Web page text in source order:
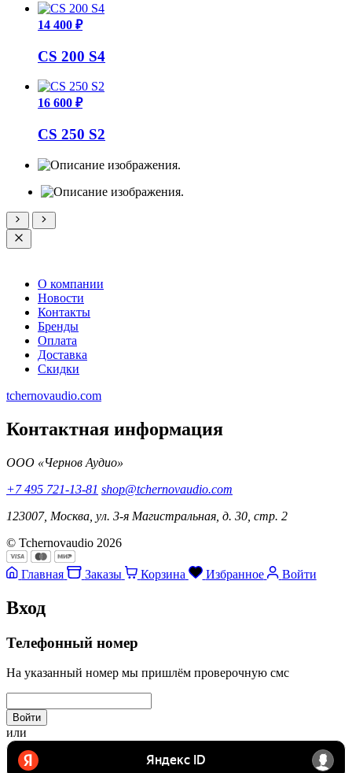
14 400 ₽
CS 200 S4
16 600 ₽
CS 250 S2
О компании
Новости
Контакты
Бренды
Оплата
Доставка
Скидки
tchernovaudio.com
Контактная информация
ООО «Чернов Аудио»
+7 495 721-13-81 shop@tchernovaudio.com
123007, Москва, ул. 3-я Магистральная, д. 30, стр. 2
© Tchernovaudio 2026
Главная Заказы Корзина Избранное Войти
Вход
Телефонный номер
На указанный номер мы пришлём проверочную смс
Войти
или